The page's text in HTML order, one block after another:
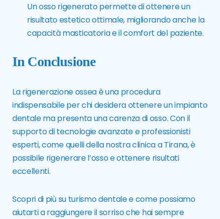
Un osso rigenerato permette di ottenere un
risultato estetico ottimale, migliorando anche la
capacità masticatoria e il comfort del paziente.
In Conclusione
La rigenerazione ossea è una procedura
indispensabile per chi desidera ottenere un impianto
dentale ma presenta una carenza di osso. Con il
supporto di tecnologie avanzate e professionisti
esperti, come quelli della nostra clinica a Tirana, è
possibile rigenerare l’osso e ottenere risultati
eccellenti.
Scopri di più su turismo dentalee come possiamo
aiutarti a raggiungere il sorriso che hai sempre